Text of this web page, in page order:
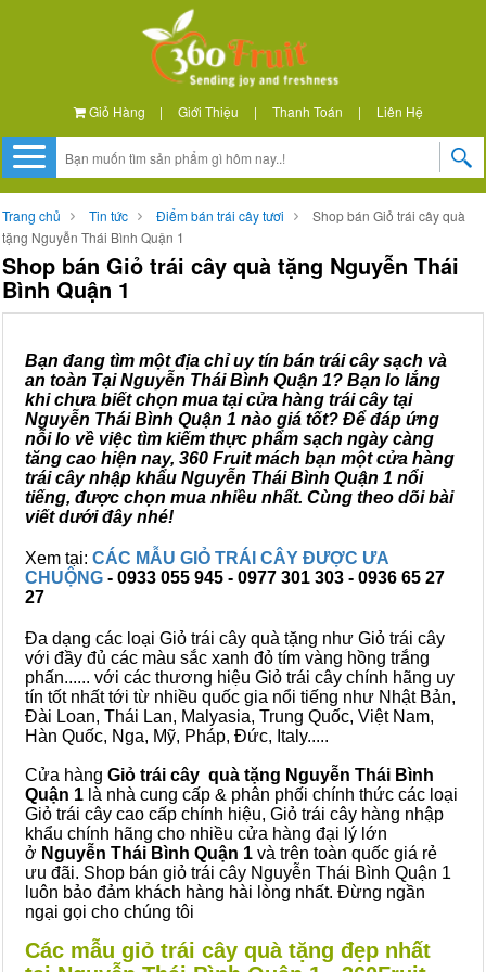
Giỏ Hàng | Giới Thiệu | Thanh Toán | Liên Hệ
Trang chủ Tin tức Điểm bán trái cây tươi
Shop bán Giỏ trái cây quà
tặng Nguyễn Thái Bình Quận 1
Shop bán Giỏ trái cây quà tặng Nguyễn Thái
Bình Quận 1
Bạn đang tìm một địa chỉ uy tín bán trái cây sạch và
an toàn Tại Nguyễn Thái Bình Quận 1? Bạn lo lắng
khi chưa biết chọn mua tại cửa hàng trái cây tại
Nguyễn Thái Bình Quận 1 nào giá tốt? Để đáp ứng
nỗi lo về việc tìm kiếm thực phẩm sạch ngày càng
tăng cao hiện nay, 360 Fruit mách bạn một cửa hàng
trái cây nhập khẩu Nguyễn Thái Bình Quận 1 nổi
tiếng, được chọn mua nhiều nhất. Cùng theo dõi bài
viết dưới đây nhé!
Xem tại: CÁC MẪU GIỎ TRÁI CÂY ĐƯỢC ƯA
CHUỘNG - 0933 055 945 - 0977 301 303 - 0936 65 27
27
Đa dạng các loại Giỏ trái cây quà tặng như Giỏ trái cây
với đầy đủ các màu sắc xanh đỏ tím vàng hồng trắng
phấn...... với các thương hiệu Giỏ trái cây chính hãng uy
tín tốt nhất tới từ nhiều quốc gia nổi tiếng như Nhật Bản,
Đài Loan, Thái Lan, Malyasia, Trung Quốc, Việt Nam,
Hàn Quốc, Nga, Mỹ, Pháp, Đức, Italy.....
Cửa hàng Giỏ trái cây quà tặng Nguyễn Thái Bình
Quận 1 là nhà cung cấp & phân phối chính thức các loại
Giỏ trái cây cao cấp chính hiệu, Giỏ trái cây hàng nhập
khẩu chính hãng cho nhiều cửa hàng đại lý lớn
ở Nguyễn Thái Bình Quận 1 và trên toàn quốc giá rẻ
ưu đãi. Shop bán giỏ trái cây Nguyễn Thái Bình Quận 1
luôn bảo đảm khách hàng hài lòng nhất. Đừng ngần
ngại gọi cho chúng tôi
Các mẫu giỏ trái cây quà tặng đẹp nhất